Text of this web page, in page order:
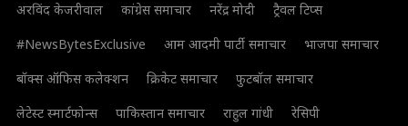
अरविंद केजरीवाल कांग्रेस समाचार नरेंद्र मोदी
ट्रैवल टिप्स
#NewsBytesExclusive
आम आदमी पार्टी समाचार
भाजपा समाचार
बॉक्स ऑफिस कलेक्शन
क्रिकेट समाचार
फुटबॉल समाचार
लेटेस्ट स्मार्टफोन्स
पाकिस्तान समाचार राहुल गांधी
रेसिपी